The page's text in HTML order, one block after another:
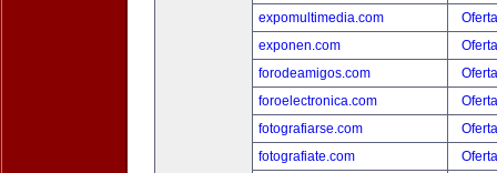
expomultimedia.com
exponen.com
forodeamigos.com
foroelectronica.com
fotografiarse.com
fotografiate.com